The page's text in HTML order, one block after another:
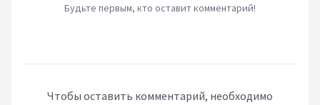
Будьте первым, кто оставит комментарий!
Чтобы оставить комментарий, необходимо